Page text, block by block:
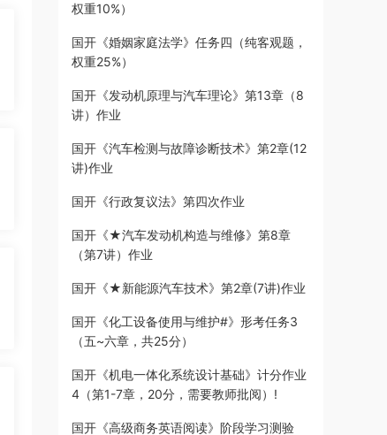
权重10%）
国开《婚姻家庭法学》任务四（纯客观题，
权重25%）
国开《发动机原理与汽车理论》第13章（8
讲）作业
国开《汽车检测与故障诊断技术》第2章(12
讲)作业
国开《行政复议法》第四次作业
国开《★汽车发动机构造与维修》第8章
（第7讲）作业
国开《★新能源汽车技术》第2章(7讲)作业
国开《化工设备使用与维护#》形考任务3
（五~六章，共25分）
国开《机电一体化系统设计基础》计分作业
4（第1-7章，20分，需要教师批阅）!
国开《高级商务英语阅读》阶段学习测验